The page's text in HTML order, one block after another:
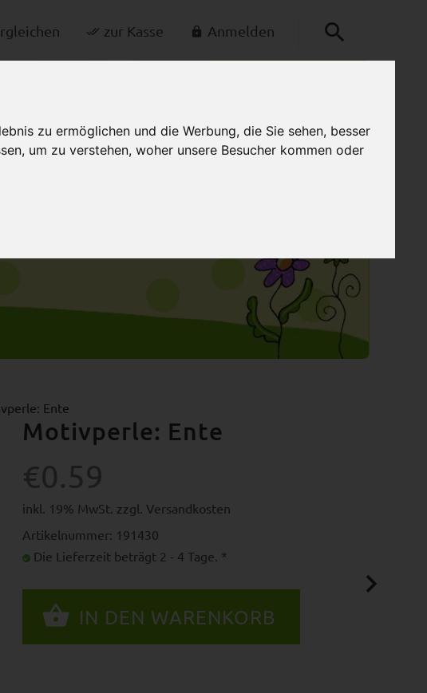
zu ermöglichen und die Werbung, die Sie sehen, besser
um zu verstehen, woher unsere Besucher kommen oder
zur Kasse Anmelden
Ente
Motivperle: Ente
€0.59
inkl. 19% MwSt. zzgl. Versandkosten
Artikelnummer: 191430
Die Lieferzeit beträgt 2 - 4 Tage. *